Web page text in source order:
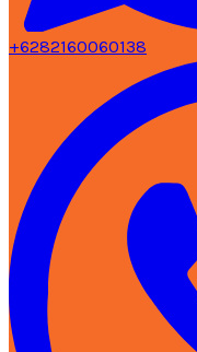
+6282160060138